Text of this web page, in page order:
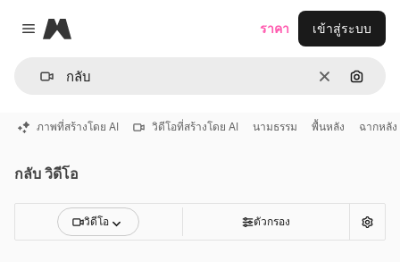
Close menu
Magnific
ชัดเจนค้นหา
ราคา เข้าสู่ระบบ
ภาพที่สร้างโดย AI วิดีโอที่สร้างโดย AI นามธรรม พื้นหลัง ฉากหลัง
กลับ วิดีโอ
วิดีโอ ตัวกรอง